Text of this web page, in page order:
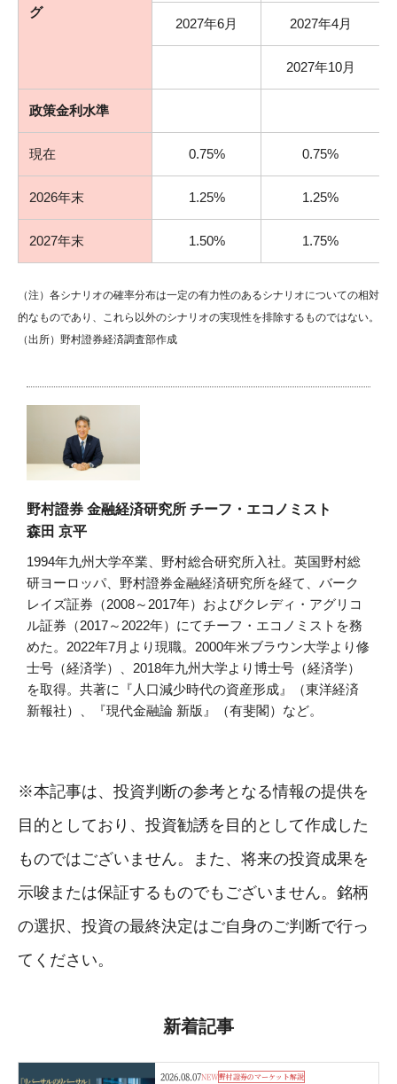
グ
2027年6月 2027年4月
2027年10月
政策金利水準
現在 0.75% 0.75%
2026年末 1.25% 1.25%
2027年末 1.50% 1.75%
（注）各シナリオの確率分布は一定の有力性のあるシナリオについての相対
的なものであり、これら以外のシナリオの実現性を排除するものではない。
（出所）野村證券経済調査部作成
野村證券 金融経済研究所 チーフ・エコノミスト
森田 京平
1994年九州大学卒業、野村総合研究所入社。英国野村総
研ヨーロッパ、野村證券金融経済研究所を経て、バーク
レイズ証券（2008～2017年）およびクレディ・アグリコ
ル証券（2017～2022年）にてチーフ・エコノミストを務
めた。2022年7月より現職。2000年米ブラウン大学より修
士号（経済学）、2018年九州大学より博士号（経済学）
を取得。共著に『人口減少時代の資産形成』（東洋経済
新報社）、『現代金融論 新版』（有斐閣）など。
※本記事は、投資判断の参考となる情報の提供を
目的としており、投資勧誘を目的として作成した
ものではございません。また、将来の投資成果を
示唆または保証するものでもございません。銘柄
の選択、投資の最終決定はご自身のご判断で行っ
てください。
新着記事
2026.08.07NEW野村證券のマーケット解説